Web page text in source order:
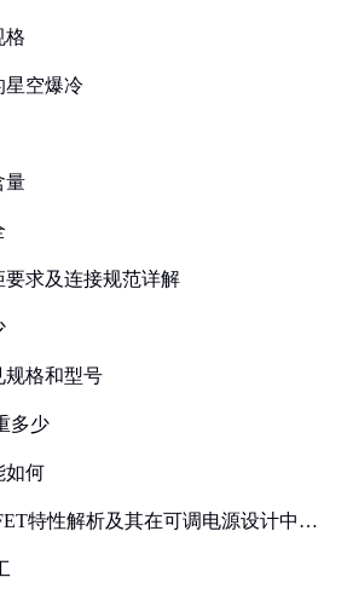
格
星空爆冷
量
求及连接规范详解
规格和型号
多少
如何
特性解析及其在可调电源设计中的